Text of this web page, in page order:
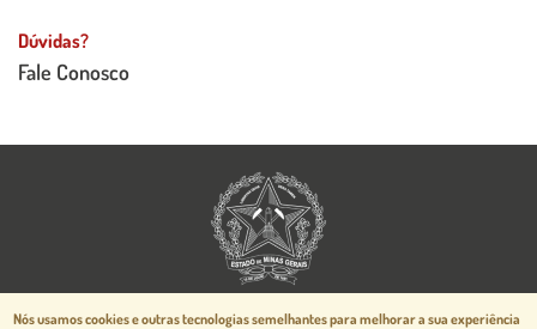
Dúvidas?
Fale Conosco
Aspectos legais e responsabilidades
Nós usamos cookies e outras tecnologias semelhantes para melhorar a sua experiência